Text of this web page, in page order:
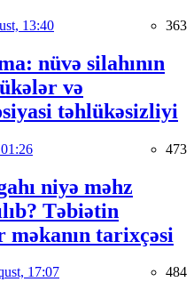
13:40 363
nüvə silahının
və
təhlükəsizliyi
473
niyə məhz
Təbiətin
məkanın tarixçəsi
17:07 484